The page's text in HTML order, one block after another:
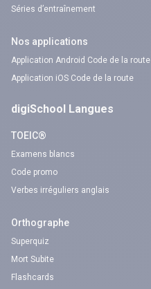
Séries d’entraînement
Nos applications
Application Android Code de la route
Application iOS Code de la route
digiSchool Langues
TOEIC®
Examens blancs
Code promo
Verbes irréguliers anglais
Orthographe
Superquiz
Mort Subite
Flashcards